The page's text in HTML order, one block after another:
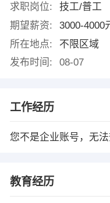
求职岗位:
技工/普工
期望薪资:
3000-4000
所在地点:
不限区域
发布时间:
08-07
工作经历
您不是企业账号，无
教育经历